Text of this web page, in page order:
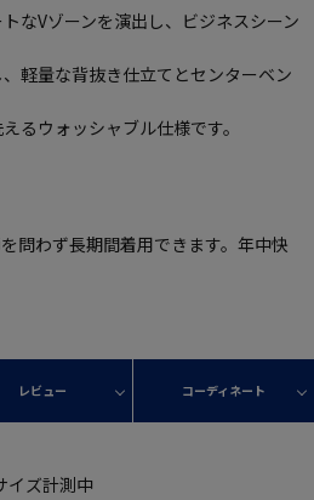
なVゾーンを演出し、ビジネスシーン
軽量な背抜き仕立てとセンターベン
るウォッシャブル仕様です。
問わず長期間着用できます。年中快
レビュー コーディネート
イズ計測中